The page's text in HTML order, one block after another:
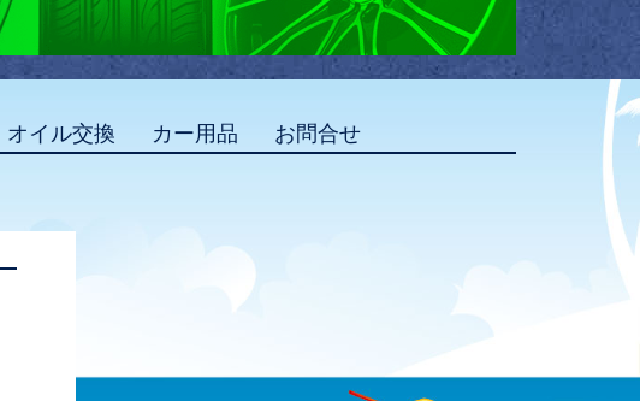
オイル交換 カー用品 お問合せ